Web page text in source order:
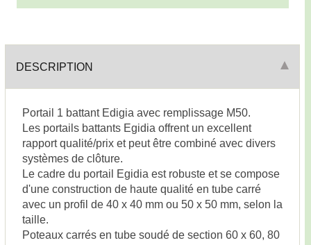
DESCRIPTION
Portail 1 battant Edigia avec remplissage M50.
Les portails battants Egidia offrent un excellent
rapport qualité/prix et peut être combiné avec divers
systèmes de clôture.
Le cadre du portail Egidia est robuste et se compose
d'une construction de haute qualité en tube carré
avec un profil de 40 x 40 mm ou 50 x 50 mm, selon la
taille.
Poteaux carrés en tube soudé de section 60 x 60, 80